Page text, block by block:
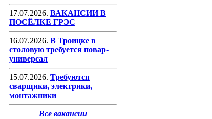
17.07.2026. ВАКАНСИИ В
ПОСЁЛКЕ ГРЭС
16.07.2026. В Троицке в
столовую требуется повар-
универсал
15.07.2026. Требуются
сварщики, электрики,
монтажники
Все вакансии